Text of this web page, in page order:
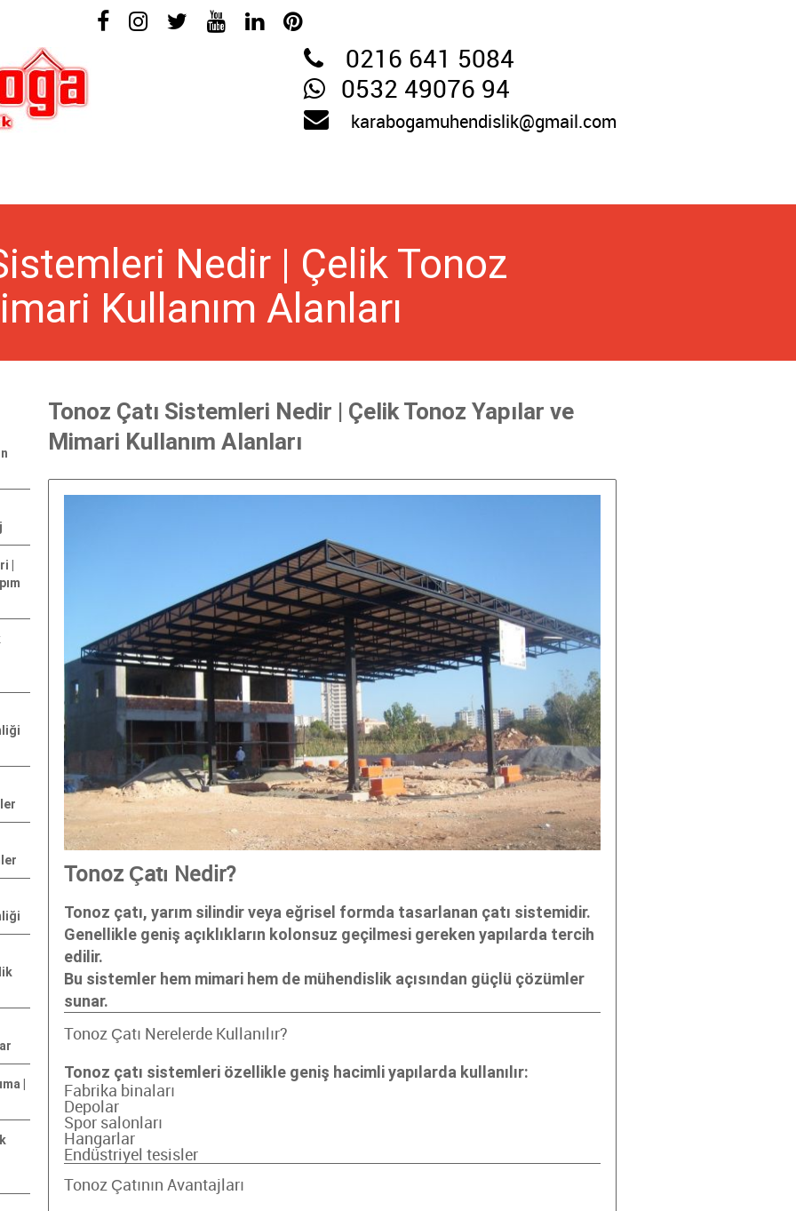
0216 641 5084
0532 49076 94
karabogamuhendislik@gmail.com
Nedir | Çelik Tonoz
Kullanım Alanları
|
|
Tonoz Çatı Sistemleri Nedir | Çelik Tonoz Yapılar ve
Mimari Kullanım Alanları
Tonoz Çatı Nedir?
Tonoz çatı, yarım silindir veya eğrisel formda tasarlanan çatı sistemidir.
Genellikle geniş açıklıkların kolonsuz geçilmesi gereken yapılarda tercih
edilir.
Bu sistemler hem mimari hem de mühendislik açısından güçlü çözümler
sunar.
Tonoz Çatı Nerelerde Kullanılır?
Tonoz çatı sistemleri özellikle geniş hacimli yapılarda kullanılır:
Fabrika binaları
Depolar
Spor salonları
Hangarlar
Endüstriyel tesisler
Tonoz Çatının Avantajları